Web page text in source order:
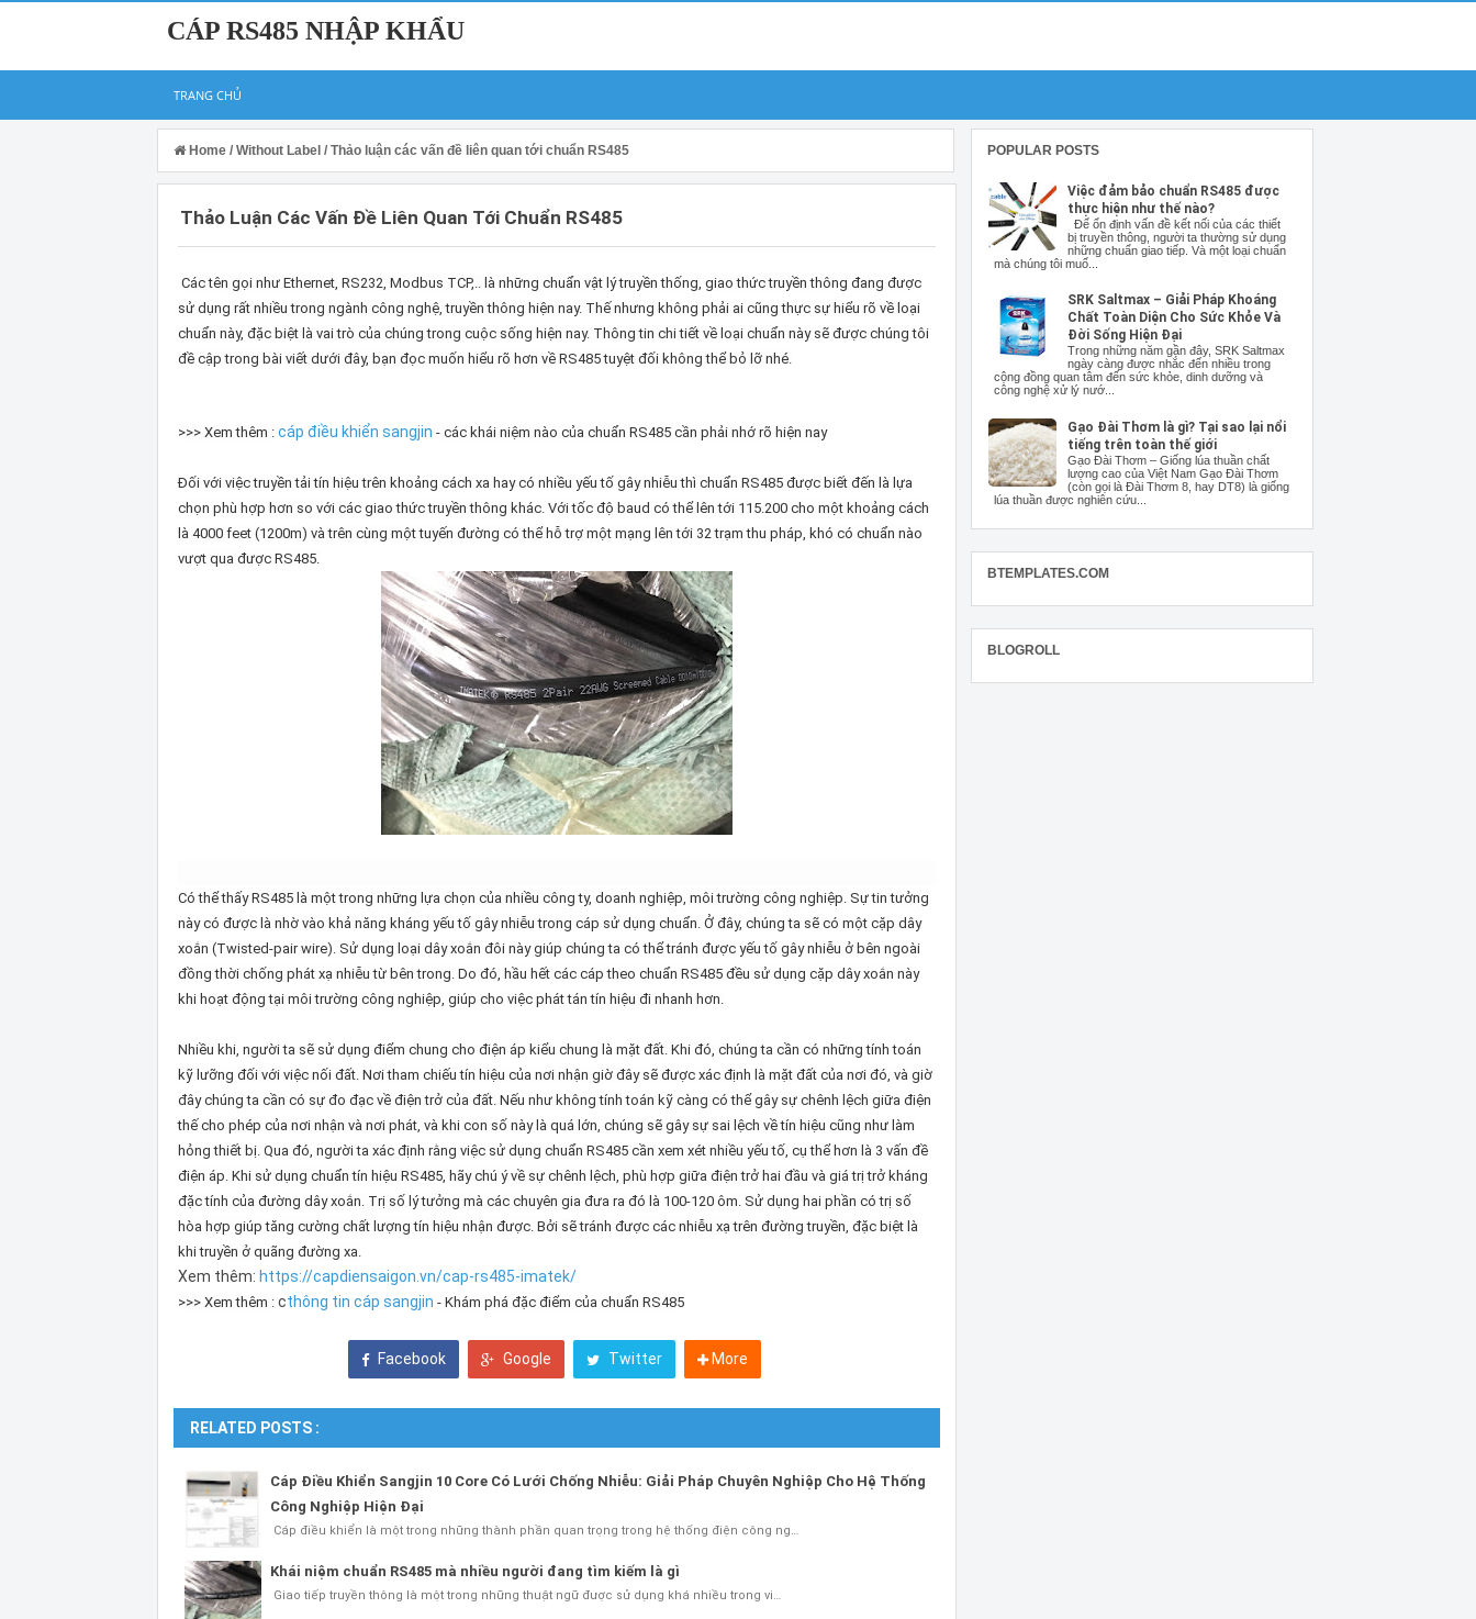
CÁP RS485 NHẬP KHẨU
TRANG CHỦ
Home / Without Label / Thảo luận các vấn đề liên quan tới chuẩn RS485
Thảo Luận Các Vấn Đề Liên Quan Tới Chuẩn RS485
Các tên gọi như Ethernet, RS232, Modbus TCP,.. là những chuẩn vật lý truyền thống, giao thức truyền thông đang được
sử dụng rất nhiều trong ngành công nghệ, truyền thông hiện nay. Thế nhưng không phải ai cũng thực sự hiểu rõ về loại
chuẩn này, đặc biệt là vai trò của chúng trong cuộc sống hiện nay. Thông tin chi tiết về loại chuẩn này sẽ được chúng tôi
đề cập trong bài viết dưới đây, bạn đọc muốn hiểu rõ hơn về RS485 tuyệt đối không thể bỏ lỡ nhé.
>>> Xem thêm : cáp điều khiển sangjin - các khái niệm nào của chuẩn RS485 cần phải nhớ rõ hiện nay
Đối với việc truyền tải tín hiệu trên khoảng cách xa hay có nhiều yếu tố gây nhiễu thì chuẩn RS485 được biết đến là lựa
chọn phù hợp hơn so với các giao thức truyền thông khác. Với tốc độ baud có thể lên tới 115.200 cho một khoảng cách
là 4000 feet (1200m) và trên cùng một tuyến đường có thể hỗ trợ một mạng lên tới 32 trạm thu pháp, khó có chuẩn nào
vượt qua được RS485.
Có thể thấy RS485 là một trong những lựa chọn của nhiều công ty, doanh nghiệp, môi trường công nghiệp. Sự tin tưởng
này có được là nhờ vào khả năng kháng yếu tố gây nhiễu trong cáp sử dụng chuẩn. Ở đây, chúng ta sẽ có một cặp dây
xoắn (Twisted-pair wire). Sử dụng loại dây xoắn đôi này giúp chúng ta có thể tránh được yếu tố gây nhiễu ở bên ngoài
đồng thời chống phát xạ nhiễu từ bên trong. Do đó, hầu hết các cáp theo chuẩn RS485 đều sử dụng cặp dây xoắn này
khi hoạt động tại môi trường công nghiệp, giúp cho việc phát tán tín hiệu đi nhanh hơn.
Nhiều khi, người ta sẽ sử dụng điểm chung cho điện áp kiểu chung là mặt đất. Khi đó, chúng ta cần có những tính toán
kỹ lưỡng đối với việc nối đất. Nơi tham chiếu tín hiệu của nơi nhận giờ đây sẽ được xác định là mặt đất của nơi đó, và giờ
đây chúng ta cần có sự đo đạc về điện trở của đất. Nếu như không tính toán kỹ càng có thể gây sự chênh lệch giữa điện
thế cho phép của nơi nhận và nơi phát, và khi con số này là quá lớn, chúng sẽ gây sự sai lệch về tín hiệu cũng như làm
hỏng thiết bị. Qua đó, người ta xác định rằng việc sử dụng chuẩn RS485 cần xem xét nhiều yếu tố, cụ thể hơn là 3 vấn đề
điện áp. Khi sử dụng chuẩn tín hiệu RS485, hãy chú ý về sự chênh lệch, phù hợp giữa điện trở hai đầu và giá trị trở kháng
đặc tính của đường dây xoắn. Trị số lý tưởng mà các chuyên gia đưa ra đó là 100-120 ôm. Sử dụng hai phần có trị số
hòa hợp giúp tăng cường chất lượng tín hiệu nhận được. Bởi sẽ tránh được các nhiễu xạ trên đường truyền, đặc biệt là
khi truyền ở quãng đường xa.
Xem thêm: https://capdiensaigon.vn/cap-rs485-imatek/
>>> Xem thêm : cthông tin cáp sangjin - Khám phá đặc điểm của chuẩn RS485
Facebook Google Twitter More
RELATED POSTS :
Cáp Điều Khiển Sangjin 10 Core Có Lưới Chống Nhiễu: Giải Pháp Chuyên Nghiệp Cho Hệ Thống
Công Nghiệp Hiện Đại
Cáp điều khiển là một trong những thành phần quan trọng trong hệ thống điện công ng…
Khái niệm chuẩn RS485 mà nhiều người đang tìm kiếm là gì
Giao tiếp truyền thông là một trong những thuật ngữ được sử dụng khá nhiều trong vi…
POPULAR POSTS
Việc đảm bảo chuẩn RS485 được
thực hiện như thế nào?
Để ổn định vấn đề kết nối của các thiết
bị truyền thông, người ta thường sử dụng
những chuẩn giao tiếp. Và một loại chuẩn
mà chúng tôi muố...
SRK Saltmax – Giải Pháp Khoáng
Chất Toàn Diện Cho Sức Khỏe Và
Đời Sống Hiện Đại
Trong những năm gần đây, SRK Saltmax
ngày càng được nhắc đến nhiều trong
cộng đồng quan tâm đến sức khỏe, dinh dưỡng và
công nghệ xử lý nướ...
Gạo Đài Thơm là gì? Tại sao lại nổi
tiếng trên toàn thế giới
Gạo Đài Thơm – Giống lúa thuần chất
lượng cao của Việt Nam Gạo Đài Thơm
(còn gọi là Đài Thơm 8, hay DT8) là giống
lúa thuần được nghiên cứu...
BTEMPLATES.COM
BLOGROLL